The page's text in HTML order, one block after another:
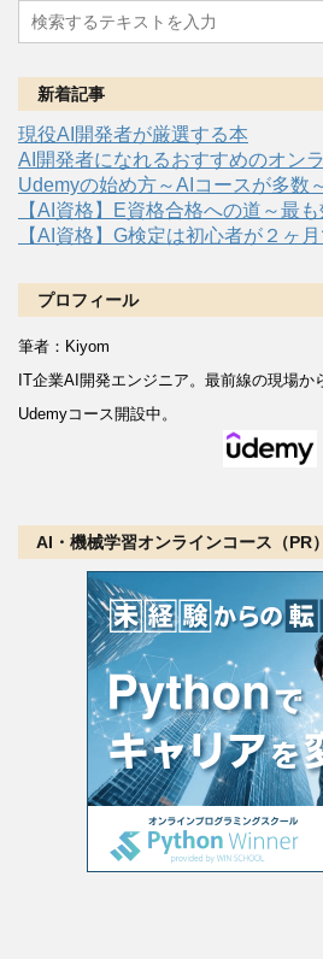
新着記事
現役AI開発者が厳選する本
AI開発者になれるおすすめのオン
Udemyの始め方～AIコースが多数
【AI資格】E資格合格への道～最
【AI資格】G検定は初心者が２ヶ
プロフィール
筆者：Kiyom
IT企業AI開発エンジニア。 最前線の現場か
Udemyコース開設中。
AI・機械学習オンラインコース（PR）